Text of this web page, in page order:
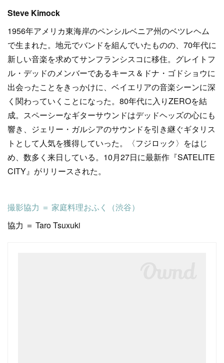
Steve Kimock
1956年アメリカ東海岸のペンシルベニア州のベツレヘム
で生まれた。地元でバンドを組んでいたものの、70年代に
新しい音楽を求めてサンフランシスコに移住。グレイトフ
ル・デッドのメンバーであるキース＆ドナ・ゴドショウに
出会ったことをきっかけに、ベイエリアの音楽シーンに深
く関わっていくことになった。80年代に入りZEROを結
成。スペーシーなギターサウンドはデッドヘッズの心にも
響き、ジェリー・ガルシアのサウンドを引き継ぐギタリス
トとして人気を獲得していった。〈フジロック〉をはじ
め、数多く来日している。10月27日に最新作『SATELITE
CITY』がリリースされた。
撮影協力 ＝ 家庭料理おふく（渋谷）
協力 ＝ Taro Tsuxuki